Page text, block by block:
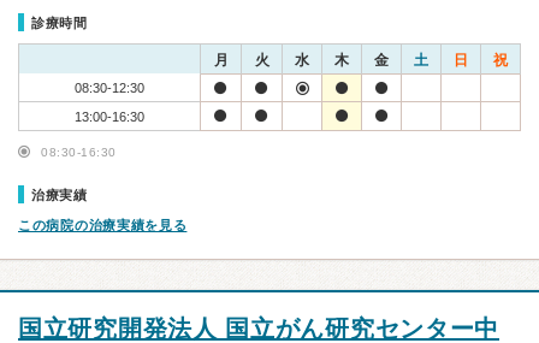
診療時間
月 火 水 木 金 土 日 祝
08:30-12:30
13:00-16:30
08:30-16:30
治療実績
この病院の治療実績を見る
国立研究開発法人 国立がん研究センター中